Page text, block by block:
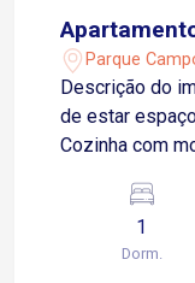
Parque
Descrição do imóvel 1 suíte com
de estar
Cozinha com
coberta para 2 carros
Esplanada
e McDonald?s
1
Dorm.